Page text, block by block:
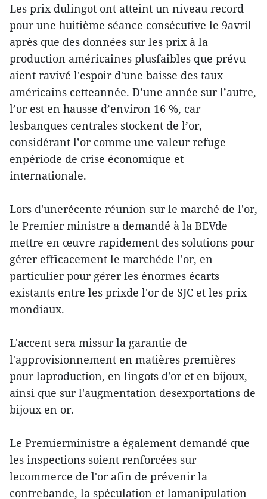
Les prix dulingot ont atteint un niveau record
pour une huitième séance consécutive le 9avril
après que des données sur les prix à la
production américaines plusfaibles que prévu
aient ravivé l'espoir d'une baisse des taux
américains cetteannée. D’une année sur l’autre,
l’or est en hausse d’environ 16 %, car
lesbanques centrales stockent de l’or,
considérant l’or comme une valeur refuge
enpériode de crise économique et
internationale.
Lors d'unerécente réunion sur le marché de l'or,
le Premier ministre a demandé à la BEVde
mettre en œuvre rapidement des solutions pour
gérer efficacement le marchéde l'or, en
particulier pour gérer les énormes écarts
existants entre les prixde l'or de SJC et les prix
mondiaux.
L'accent sera missur la garantie de
l'approvisionnement en matières premières
pour laproduction, en lingots d'or et en bijoux,
ainsi que sur l'augmentation desexportations de
bijoux en or.
Le Premierministre a également demandé que
les inspections soient renforcées sur
lecommerce de l'or afin de prévenir la
contrebande, la spéculation et lamanipulation